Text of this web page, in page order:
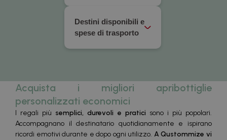
Destini disponibili e
spese di trasporto
Acquista i migliori apribottiglie
personalizzati economici
I regali più semplici, durevoli e pratici sono i più popolari.
Accompagnano il destinatario quotidianamente e ispirano
ricordi emotivi durante e dopo ogni utilizzo. A Qustommize vi